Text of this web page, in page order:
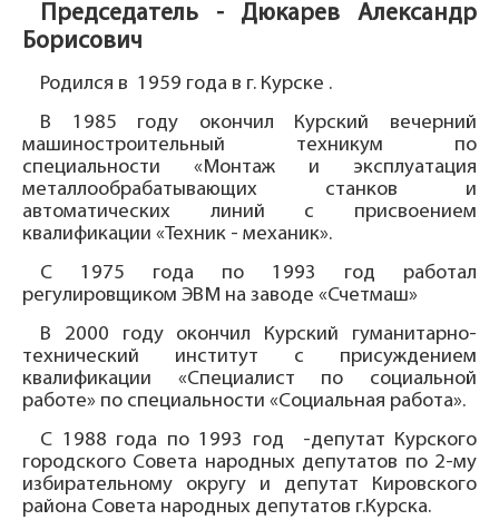
Председатель - Дюкарев Александр
Борисович
Родился в 1959 года в г. Курске .
В 1985 году окончил Курский вечерний
машиностроительный техникум по
специальности «Монтаж и эксплуатация
металлообрабатывающих станков и
автоматических линий с присвоением
квалификации «Техник - механик».
С 1975 года по 1993 год работал
регулировщиком ЭВМ на заводе «Счетмаш»
В 2000 году окончил Курский гуманитарно-
технический институт с присуждением
квалификации «Специалист по социальной
работе» по специальности «Социальная работа».
С 1988 года по 1993 год -депутат Курского
городского Совета народных депутатов по 2-му
избирательному округу и депутат Кировского
района Совета народных депутатов г.Курска.